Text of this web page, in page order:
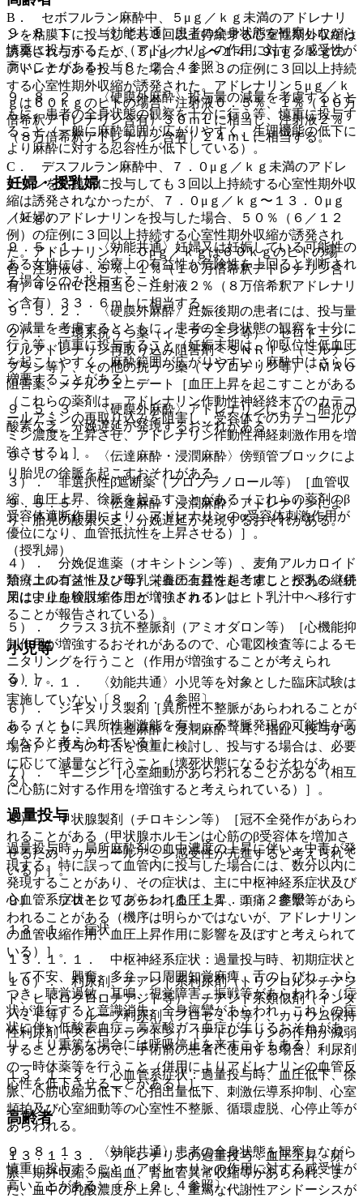
９．８．１． 〈効能共通〉患者の全身状態を観察しながら
慎重に投与すること（アドレナリンの作用に対する感受性が
高いことがある）〔８．２．４参照〕。
９．８．２． 〈硬膜外麻酔〉投与量の減量を考慮するとと
もに、患者の全身状態の観察を十分に行う等、慎重に投与す
ること（一般に麻酔範囲が広がりやすく、生理機能の低下に
より麻酔に対する忍容性が低下している）。
妊婦・授乳婦
（妊婦）
９．５．１． 〈効能共通〉妊婦又は妊娠している可能性の
ある女性には、治療上の有益性が危険性を上回ると判断され
る場合にのみ投与すること。
９．５．２． 〈硬膜外麻酔〉妊娠後期の患者には、投与量
の減量を考慮するとともに、患者の全身状態の観察を十分に
行う等、慎重に投与すること（妊娠末期は、仰臥位性低血圧
を起こしやすく、麻酔範囲が広がりやすい；麻酔中はさらに
増悪することがある）。
９．５．３． 〈硬膜外麻酔〉アドレナリンにより、胎児の
酸素欠乏、分娩遅延が発現するおそれがある。
９．５．４． 〈伝達麻酔・浸潤麻酔〉傍頸管ブロックによ
り胎児の徐脈を起こすおそれがある。
９．５．５． 〈伝達麻酔・浸潤麻酔〉アドレナリンによ
り、胎児の酸素欠乏、分娩遅延が発現するおそれがある。
（授乳婦）
治療上の有益性及び母乳栄養の有益性を考慮し、授乳の継続
又は中止を検討すること（リドカインはヒト乳汁中へ移行す
ることが報告されている）。
小児等
９．７．１． 〈効能共通〉小児等を対象とした臨床試験は
実施していない〔８．２．４参照〕。
９．７．２． 〈伝達麻酔・浸潤麻酔（耳、指趾へ投与する
場合）〉投与の可否を慎重に検討し、投与する場合は、必要
に応じて減量など行うこと（壊死状態になるおそれがあ
る）。
過量投与
過量投与時、局所麻酔剤の血中濃度の上昇に伴い、中毒が発
現する。特に誤って血管内に投与した場合には、数分以内に
発現することがあり、その症状は、主に中枢神経系症状及び
心血管系症状としてあらわれる〔１１．１．２参照〕。
１３．１． 症状
１３．１．１． 中枢神経系症状：過量投与時、初期症状と
して不安、興奮、多弁、口周囲知覚麻痺、舌のしびれ、ふら
つき、聴覚過敏、耳鳴、視覚障害、振戦等があらわれる（症
状が進行すると意識消失、全身痙攣があらわれ、これらの症
状に伴い低酸素血症、高炭酸ガス血症が生じるおそれがあ
り、より重篤な場合には呼吸停止を来すこともある）。
１３．１．２． 心血管系症状：過量投与時、血圧低下、徐
脈、心筋収縮力低下、心拍出量低下、刺激伝導系抑制、心室
頻拍及び心室細動等の心室性不整脈、循環虚脱、心停止等が
あらわれる。
１３．１．３． アドレナリンの過量投与：血圧上昇、頻
脈、期外収縮、脳出血、腎血管異常収縮等があらわれ、ま
た、血中の乳酸濃度が上昇し、重篤な代謝性アシドーシスが
B． セボフルラン麻酔中、５μｇ／ｋｇ未満のアドレナリ
ンを粘膜下に投与しても３回以上持続する心室性期外収縮は
誘発されなかったが、５μｇ／ｋｇ〜１４．９μｇ／ｋｇの
アドレナリンを投与した場合、１／３の症例に３回以上持続
する心室性期外収縮が誘発された。アドレナリン５μｇ／ｋ
ｇは６０ｋｇのヒトの場合、注射液０．５％、１％（１０万
倍希釈アドレナリン含有）３０ｍＬに相当し、注射液２％
（８万倍希釈アドレナリン含有）２４ｍＬに相当する。
C． デスフルラン麻酔中、７．０μｇ／ｋｇ未満のアドレ
ナリンを粘膜下に投与しても３回以上持続する心室性期外収
縮は誘発されなかったが、７．０μｇ／ｋｇ〜１３．０μｇ
／ｋｇのアドレナリンを投与した場合、５０％（６／１２
例）の症例に３回以上持続する心室性期外収縮が誘発され
た。アドレナリン７．０μｇ／ｋｇは６０ｋｇのヒトの場
合、注射液０．５％、１％（１０万倍希釈アドレナリン含
有）４２ｍＬに相当し、注射液２％（８万倍希釈アドレナリ
ン含有）３３．６ｍＬに相当する。
２）． 三環系抗うつ薬（イミプラミン等）、セロトニン・
ノルアドレナリン再取り込み阻害剤＜ＳＮＲＩ＞（ミルナシ
プラン等）、その他の抗うつ薬（マプロチリン等）、ＭＡＯ
阻害薬、メチルフェニデート［血圧上昇を起こすことがある
（これらの薬剤は、アドレナリン作動性神経終末でのカテコ
ールアミンの再取り込みを阻害し、受容体でのカテコールア
ミン濃度を上昇させ、アドレナリン作動性神経刺激作用を増
強させる）］。
３）． 非選択性β遮断薬（プロプラノロール等）［血管収
縮、血圧上昇、徐脈を起こすことがある（これらの薬剤のβ
受容体遮断作用により、アドレナリンのα受容体刺激作用が
優位になり、血管抵抗性を上昇させる）］。
４）． 分娩促進薬（オキシトシン等）、麦角アルカロイド
類（エルゴメトリン等）［血圧上昇を起こすことがある（併
用により血管収縮作用が増強される）］。
５）． クラス３抗不整脈剤（アミオダロン等）［心機能抑
制作用が増強するおそれがあるので、心電図検査等によるモ
ニタリングを行うこと（作用が増強することが考えられ
る）］。
６）． ジギタリス製剤［異所性不整脈があらわれることが
ある（ともに異所性刺激能を有し、不整脈発現の可能性が高
くなると考えられている）］。
７）． キニジン［心室細動があらわれることがある（相互
に心筋に対する作用を増強すると考えられている）］。
８）． 甲状腺製剤（チロキシン等）［冠不全発作があらわ
れることがある（甲状腺ホルモンは心筋のβ受容体を増加さ
せるため、カテコールアミン感受性が亢進すると考えられて
いる）］。
９）． ブロモクリプチン［血圧上昇、頭痛、痙攣等があら
われることがある（機序は明らかではないが、アドレナリン
の血管収縮作用、血圧上昇作用に影響を及ぼすと考えられて
いる）］。
１０）． 利尿剤、チアジド系利尿剤（トリクロルメチアジ
ド、ヒドロクロロチアジド等）、チアジド系類似剤（インダ
パミド等）、ループ利尿剤（フロセミド等）、カリウム保持
性利尿剤（スピロノラクトン）［アドレナリンの作用が減弱
することがあるので、手術前の患者に使用する場合、利尿剤
の一時休薬等を行うこと（併用によりアドレナリンの血管反
応性を低下させることがある）］。
高齢者
９．８．１． 〈効能共通〉患者の全身状態を観察しながら
慎重に投与すること（アドレナリンの作用に対する感受性が
高いことがある）〔８．２．４参照〕。